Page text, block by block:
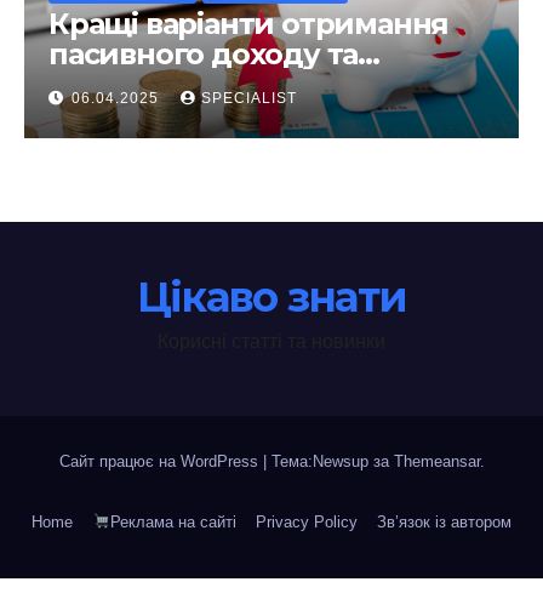
Кращі варіанти отримання
пасивного доходу та
інвестування у 2025 році
06.04.2025 SPECIALIST
Цікаво знати
Сайт працює на WordPress | Тема:Newsup за Themeansar.
Home Реклама на сайті Privacy Policy Зв’язок із автором